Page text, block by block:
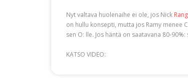
Nyt valtava huolenaihe ei ole, jos Nick
on hullu konsepti, mutta jos Ramy menee
sen O: lle. Jos häntä on saatavana 80-
KATSO VIDEO: